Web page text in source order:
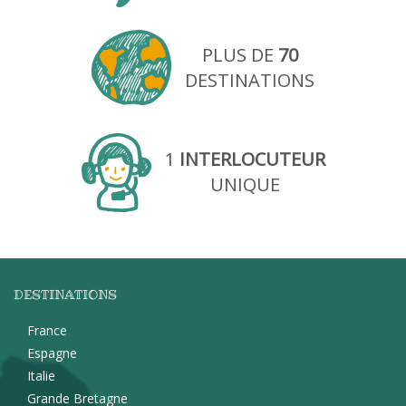
PLUS DE 70
DESTINATIONS
1 INTERLOCUTEUR
UNIQUE
DESTINATIONS
France
Espagne
Italie
Grande Bretagne